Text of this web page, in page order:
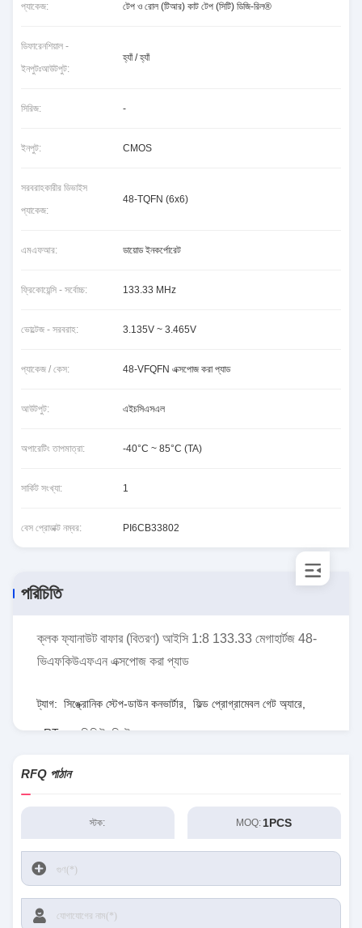
প্যাকেজ: টেপ ও রোল (টিআর) কাট টেপ (সিটি) ডিজি-রিল®
ডিফারেনশিয়াল -
ইনপুটঃআউটপুট:
হ্যাঁ / হ্যাঁ
সিরিজ: -
ইনপুট: CMOS
সরবরাহকারীর ডিভাইস
প্যাকেজ:
48-TQFN (6x6)
এমএফআর: ডায়োড ইনকর্পোরেট
ফ্রিকোয়েন্সি - সর্বোচ্চ: 133.33 MHz
ভোল্টেজ - সরবরাহ: 3.135V ~ 3.465V
প্যাকেজ / কেস: 48-VFQFN এক্সপোজ করা প্যাড
আউটপুট: এইচসিএসএল
অপারেটিং তাপমাত্রা: -40°C ~ 85°C (TA)
সার্কিট সংখ্যা: 1
বেস প্রোডাক্ট নম্বর: PI6CB33802
পরিচিতি
ক্লক ফ্যানাউট বাফার (বিতরণ) আইসি 1:8 133.33 মেগাহার্টজ 48-
ভিএফকিউএফএন এক্সপোজ করা প্যাড
ট্যাগ: সিঙ্ক্রোনিক স্টেপ-ডাউন কনভার্টার ফিল্ড প্রোগ্রামেবল গেট অ্যারে
RT৮০৭৭জিকিউডব্লিউ
RFQ পাঠান
স্টক: MOQ: 1PCS